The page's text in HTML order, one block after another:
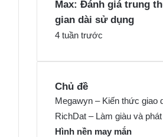
Max: Đánh giá trung
gian dài sử dụng
4 tuần trước
Chủ đề
Megawyn – Kiến thức giao
RichDat – Làm giàu và
Hình nền may mắn